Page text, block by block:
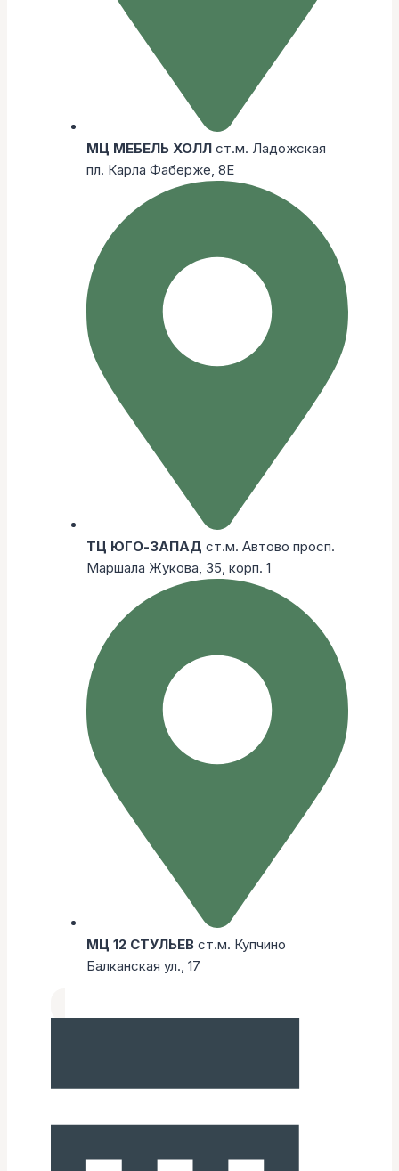
МЦ МЕБЕЛЬ ХОЛЛ ст.м. Ладожская
пл. Карла Фаберже, 8Е
ТЦ ЮГО-ЗАПАД ст.м. Автово просп.
Маршала Жукова, 35, корп. 1
МЦ 12 СТУЛЬЕВ ст.м. Купчино
Балканская ул., 17